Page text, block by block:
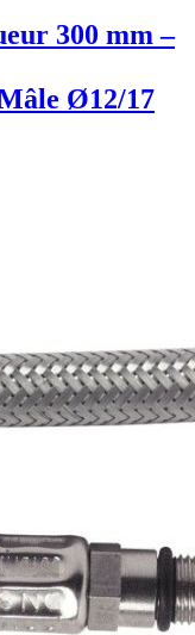
300 mm –
Ø12/17